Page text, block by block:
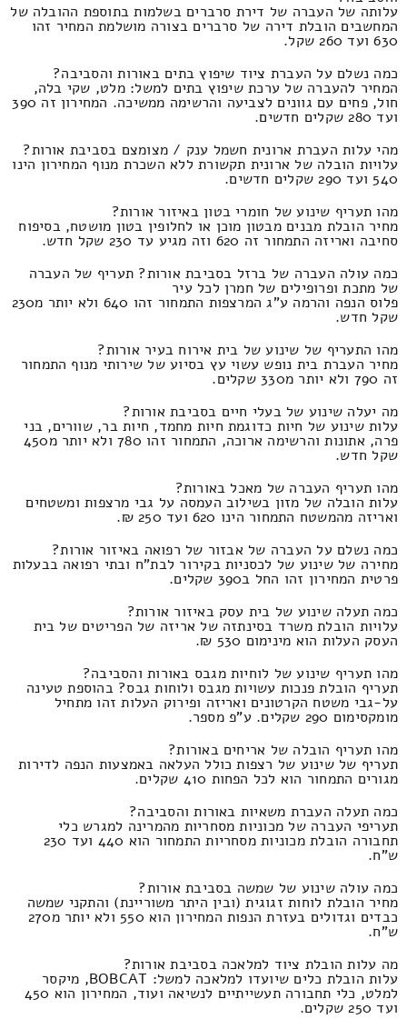
עלותה של העברה של דירת סרברים בשלמות בתוספת ההובלה של
המחשבים הובלת דירה של סרברים בצורה מושלמת המחיר זהו
630 ועד 260 שקל.
כמה נשלם על העברת ציוד שיפוץ בתים באורות והסביבה?
המחיר להעברה של ערכת שיפוץ בתים למשל: מלט, שקי בלה,
חול, פחים עם גוונים לצביעה והרשימה ממשיכה. המחירון זה 390
ועד 280 שקלים חדשים.
מהי עלות העברת ארונית חשמל ענק / מצומצם בסביבת אורות?
עלויות הובלה של ארונית תקשורת ללא השכרת מנוף המחירון הינו
540 ועד 290 שקלים חדשים.
מהו תעריף שינוע של חומרי בטון באיזור אורות?
מחיר הובלת מבנים מבטון מוכן או לחלופין בטון מושטח, בסיפוח
סחיבה ואריזה התמחור זה 620 וזה מגיע עד 230 שקל חדש.
כמה עולה העברה של ברזל בסביבת אורות? תעריף של העברה
של מתכת ופרופילים של חמרן לכל עיר
פלוס הנפה והרמה ע"ג המרצפות התמחור זהו 640 ולא יותר מ230
שקל חדש.
מהו התעריף של שינוע של בית אירוח בעיר אורות?
מחיר העברת בית נופש עשוי עץ בסיוע של שירותי מנוף התמחור
זה 790 ולא יותר מ330 שקלים.
מה יעלה שינוע של בעלי חיים בסביבת אורות?
עלות שינוע של חיות כדוגמת חיות מחמד, חיות בר, שוורים, בני
פרה, אתונות והרשימה ארוכה, התמחור זהו 780 ולא יותר מ450
שקל חדש.
מהו תעריף העברה של מאכל באורות?
עלות הובלה של מזון בשילוב העמסה על גבי מרצפות ומשטחים
ואריזה מהמשטח התמחור הינו 620 ועד 250 ₪.
כמה נשלם על העברה של אבזור של רפואה באיזור אורות?
מחירה של שינוע של לכסניות בקירור לבת"ח ובתי רפואה בבעלות
פרטית המחירון זהו החל ב390 שקלים.
כמה תעלה שינוע של בית עסק באיזור אורות?
עלויות הובלת משרד בסינתזה של אריזה של הפריטים של בית
העסק העלות הוא מינימום 530 ₪.
מהו תעריף שינוע של לוחיות מגבס באורות והסביבה?
תעריף הובלת פנכות עשויות מגבס ולוחות גבס? בהוספת טעינה
על-גבי משטח הקרטונים ואריזה ופירוק העלות זהו מתחיל
מומקסימום 290 שקלים. ע"פ מספר.
מהו תעריף הובלה של אריחים באורות?
תעריף של שינוע של רצפות כולל העלאה באמצעות הנפה לדירות
מגורים התמחור הוא לכל הפחות 410 שקלים.
כמה תעלה העברת משאיות באורות והסביבה?
תעריפי העברה של מכוניות מסחריות מהמרינה למגרש כלי
תחבורה הובלת מכוניות מסחריות התמחור הוא 440 ועד 230
ש"ח.
כמה עולה שינוע של שמשה בסביבת אורות?
מחיר הובלת לוחות זגוגית (ובין היתר משוריינת) והתקני שמשה
כבדים וגדולים בעזרת הנפות המחירון הוא 550 ולא יותר מ270
ש"ח.
מה עלות הובלת ציוד למלאכה בסביבת אורות?
עלות הובלת כלים שיועדו למלאכה למשל: BOBCAT, מיקסר
למלט, כלי תחבורה תעשייתיים לנשיאה ועוד, המחירון הוא 450
ועד 250 שקלים.